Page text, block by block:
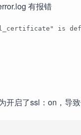
有报错
is
开启了ssl：on，导